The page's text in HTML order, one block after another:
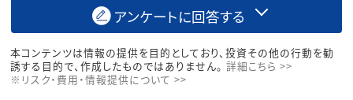
アンケートに回答する
本コンテンツは情報の提供を目的としており、投資その他の行動を勧
誘する目的で、作成したものではありません。 詳細こちら >>
※リスク・費用・情報提供について >>